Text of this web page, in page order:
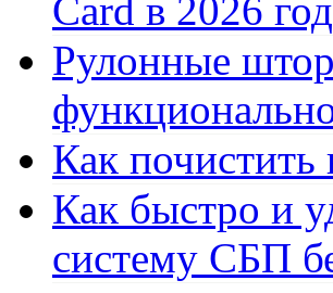
Card в 2026
Рулонные
Как почистить
Как быстро и
систему СБП